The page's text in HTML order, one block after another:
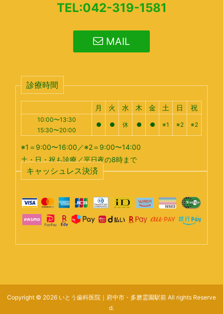
TEL:042-319-1581
MAIL
診療時間
月 火 水 木 金 土 日 祝
10:00〜13:30
15:30〜20:00
● ● 休 ● ● ※1 ※2 ※2
※1＝9:00〜16:00／※2＝9:00〜14:00
土・日・祝も診療／平日夜の8時まで
キャッシュレス決済
Copyright © 2026 いとう歯科医院｜府中市・多磨霊園駅前 All rights Reserve
d.